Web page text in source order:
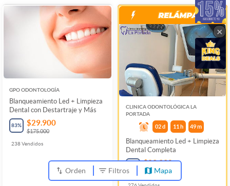
GPO ODONTOLOGÍA
Blanqueamiento Led + Limpieza
Dental con Destartraje y Más
83% $29.900
$175.000
238Vendidos
CLINICA ODONTOLÓGICA LA
PORTADA
02 d 11 h 49m
Blanqueamiento Led + Limpieza
Dental Completa
% $29.990
$137.800
Orden Filtros Mapa
×